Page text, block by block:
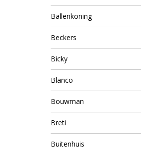
Ballenkoning
Beckers
Bicky
Blanco
Bouwman
Breti
Buitenhuis